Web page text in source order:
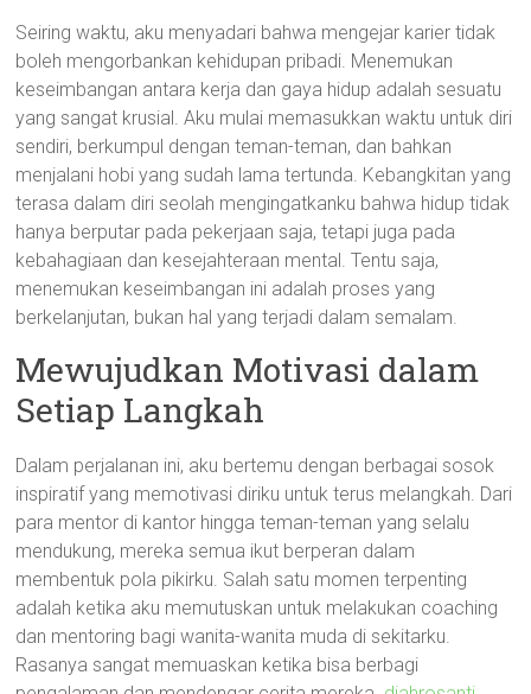
Seiring waktu, aku menyadari bahwa mengejar karier tidak
boleh mengorbankan kehidupan pribadi. Menemukan
keseimbangan antara kerja dan gaya hidup adalah sesuatu
yang sangat krusial. Aku mulai memasukkan waktu untuk diri
sendiri, berkumpul dengan teman-teman, dan bahkan
menjalani hobi yang sudah lama tertunda. Kebangkitan yang
terasa dalam diri seolah mengingatkanku bahwa hidup tidak
hanya berputar pada pekerjaan saja, tetapi juga pada
kebahagiaan dan kesejahteraan mental. Tentu saja,
menemukan keseimbangan ini adalah proses yang
berkelanjutan, bukan hal yang terjadi dalam semalam.
Mewujudkan Motivasi dalam
Setiap Langkah
Dalam perjalanan ini, aku bertemu dengan berbagai sosok
inspiratif yang memotivasi diriku untuk terus melangkah. Dari
para mentor di kantor hingga teman-teman yang selalu
mendukung, mereka semua ikut berperan dalam
membentuk pola pikirku. Salah satu momen terpenting
adalah ketika aku memutuskan untuk melakukan coaching
dan mentoring bagi wanita-wanita muda di sekitarku.
Rasanya sangat memuaskan ketika bisa berbagi